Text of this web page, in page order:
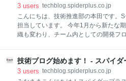
用に一部情報を省略、編集しておりま
で説明しないこと ガントチャートとは
Projectsとは何か 📝 この記事で説明し
いこと GitHub Projectsのroadmap機能
のデータを取得するGraphQL】 完成
3 users techblog.spiderplus.co.jp
こんにちは、技術推進部の本田です。
担当しています。 今年1月から新たな
織も変わり、チーム内としての開発フ
記事にまとめたいと思います。 チーム
を考えている方にとって少しでも参考
技術ブログ始めます！ - スパイ
3 users techblog.spiderplus.co.jp